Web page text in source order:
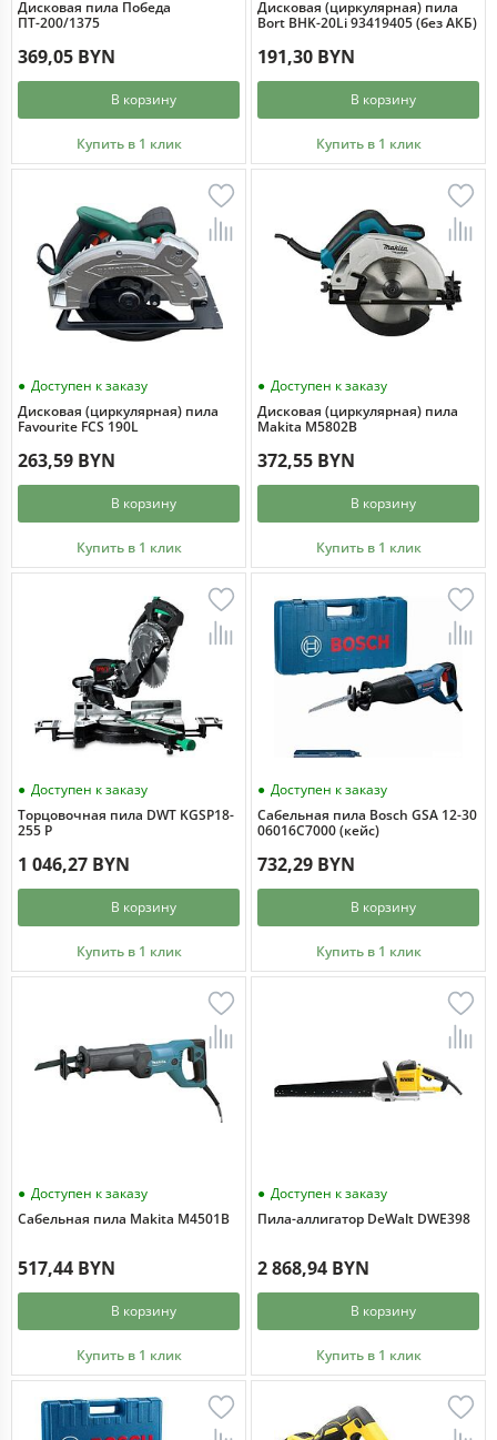
Дисковая пила Победа
ПТ-200/1375
369,05 BYN
В корзину
Купить в 1 клик
Дисковая (циркулярная) пила
Bort BHK-20Li 93419405 (без АКБ)
191,30 BYN
В корзину
Купить в 1 клик
Доступен к заказу
Дисковая (циркулярная) пила
Favourite FCS 190L
263,59 BYN
В корзину
Купить в 1 клик
Доступен к заказу
Дисковая (циркулярная) пила
Makita M5802B
372,55 BYN
В корзину
Купить в 1 клик
Доступен к заказу
Торцовочная пила DWT KGSP18-
255 P
1 046,27 BYN
В корзину
Купить в 1 клик
Доступен к заказу
Сабельная пила Bosch GSA 12-30
06016C7000 (кейс)
732,29 BYN
В корзину
Купить в 1 клик
Доступен к заказу
Сабельная пила Makita M4501B
517,44 BYN
В корзину
Купить в 1 клик
Доступен к заказу
Пила-аллигатор DeWalt DWE398
2 868,94 BYN
В корзину
Купить в 1 клик